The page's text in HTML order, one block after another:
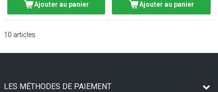
Ajouter au panier Ajouter au panier
10 articles
LES MÉTHODES DE PAIEMENT